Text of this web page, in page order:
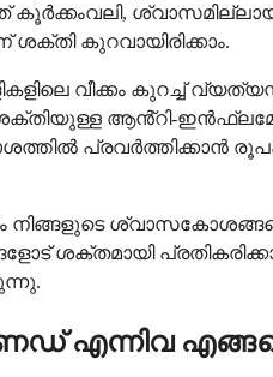
കൂർക്കംവലി,
ശക്തി കുറവായിരിക്കാം.
വീക്കം കുറച്ച്
ആൻ്റി-
ശ്വാസകോശങ്ങളെ
ശക്തമായി
എങ്ങനെ